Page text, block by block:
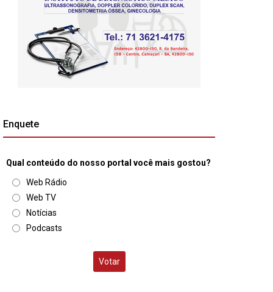
Enquete
Qual conteúdo do nosso portal você mais gostou?
Web Rádio
Web TV
Notícias
Podcasts
Votar